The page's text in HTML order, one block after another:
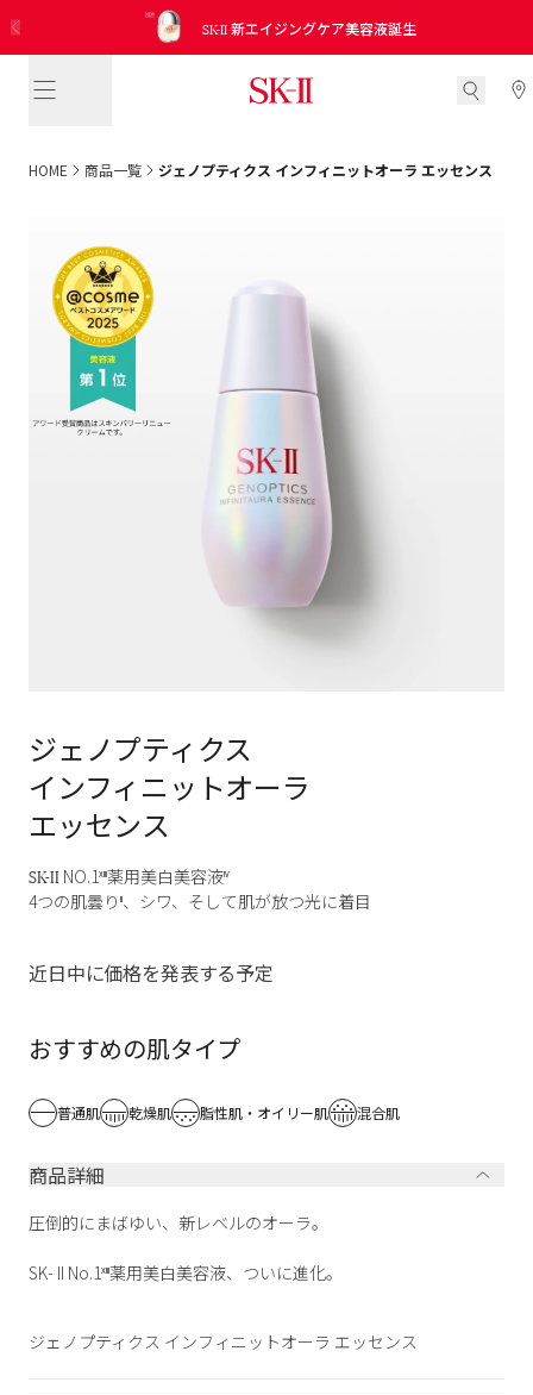
SK-II新エイジングケア美容液誕生
2026 新発売 CC プライマーミントグリーン
サンプル引き換えクーポンを入手
15分でご自身の肌年齢と美肌ゾーンを測定し、
未来に向けての適切なお手入れをアドバイス
SK-II No.1 エイジングケアクリームさらに進化
ピテラ™ ベスト コレクション
トライアル キット
SK-II日本公式インスタグラムアカウント開設！
役立つ情報を見逃さないために、今すぐフォロー
HOME 商品一覧 ジェノプティクス インフィニットオーラ エッセンス
ジェノプティクス
インフィニットオーラ
エッセンス
SK-II NO.1XIII薬用美白美容液IV
4つの肌曇り II、シワ、そして肌が放つ光に着目
近日中に価格を発表する予定
おすすめの肌タイプ
普通肌 乾燥肌 脂性肌・オイリー肌 混合肌
商品詳細
圧倒的にまばゆい、新レベルのオーラ。
SK- II No.1XIII薬用美白美容液、ついに進化。
ジェノプティクス インフィニットオーラ エッセンス